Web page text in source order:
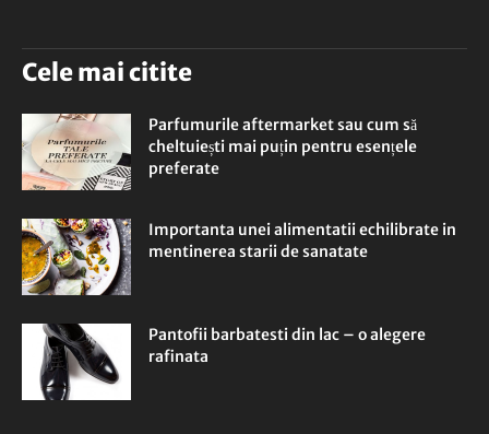
Cele mai citite
Parfumurile aftermarket sau cum să
cheltuiești mai puțin pentru esențele
preferate
Importanta unei alimentatii echilibrate in
mentinerea starii de sanatate
Pantofii barbatesti din lac – o alegere
rafinata